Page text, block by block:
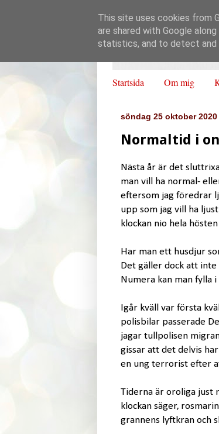
Startsida Om mig
söndag 25 oktober 2020
Normaltid i
Nästa år är det
man vill ha normal-
eftersom jag föredrar
upp som jag vill ha
klockan nio hela
Har man ett husdjur
Det gäller dock att
Numera kan man fylla
Igår kväll var första
polisbilar passerade
jagar tullpolisen
gissar att det delvis
en ung terrorist efter
Tiderna är oroliga just
klockan säger,
grannens lyftkran och
This site uses cookies from
are shared with Google
statistics, and to detect and